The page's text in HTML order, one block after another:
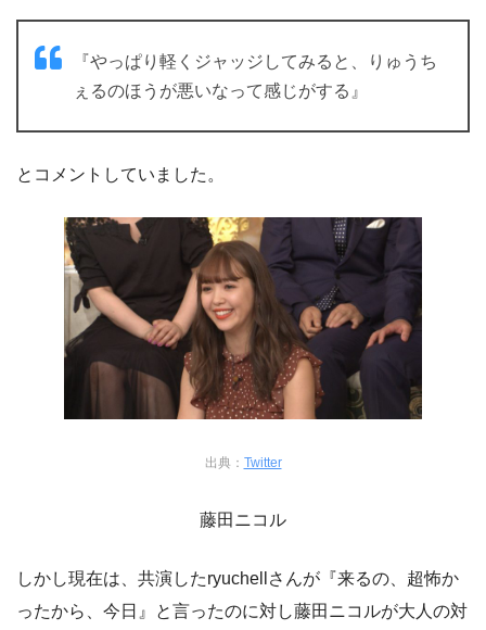
『やっぱり軽くジャッジしてみると、りゅうち
ぇるのほうが悪いなって感じがする』
とコメントしていました。
出典： Twitter
藤田ニコル
しかし現在は、共演したryuchellさんが『来るの、超怖か
ったから、今日』と言ったのに対し藤田ニコルが大人の対